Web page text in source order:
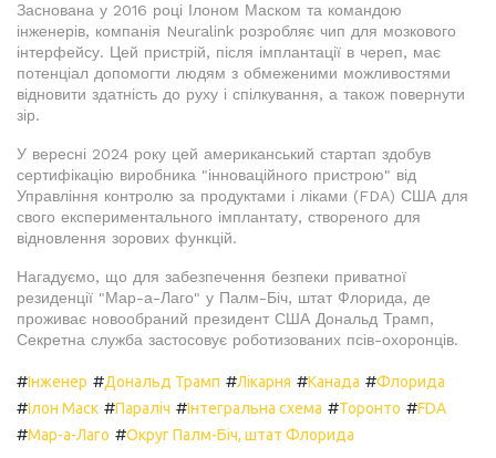
Заснована у 2016 році Ілоном Маском та командою
інженерів, компанія Neuralink розробляє чип для мозкового
інтерфейсу. Цей пристрій, після імплантації в череп, має
потенціал допомогти людям з обмеженими можливостями
відновити здатність до руху і спілкування, а також повернути
зір.
У вересні 2024 року цей американський стартап здобув
сертифікацію виробника "інноваційного пристрою" від
Управління контролю за продуктами і ліками (FDA) США для
свого експериментального імплантату, створеного для
відновлення зорових функцій.
Нагадуємо, що для забезпечення безпеки приватної
резиденції "Мар-а-Лаго" у Палм-Біч, штат Флорида, де
проживає новообраний президент США Дональд Трамп,
Секретна служба застосовує роботизованих псів-охоронців.
#Інженер #Дональд Трамп #Лікарня #Канада #Флорида
#Ілон Маск #Параліч #Інтегральна схема #Торонто #FDA
#Мар-а-Лаго #Округ Палм-Біч, штат Флорида